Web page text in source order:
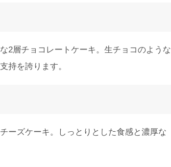
2層チョコレートケーキ。生チョコのような
持を誇ります。
ーズケーキ。しっとりとした食感と濃厚な